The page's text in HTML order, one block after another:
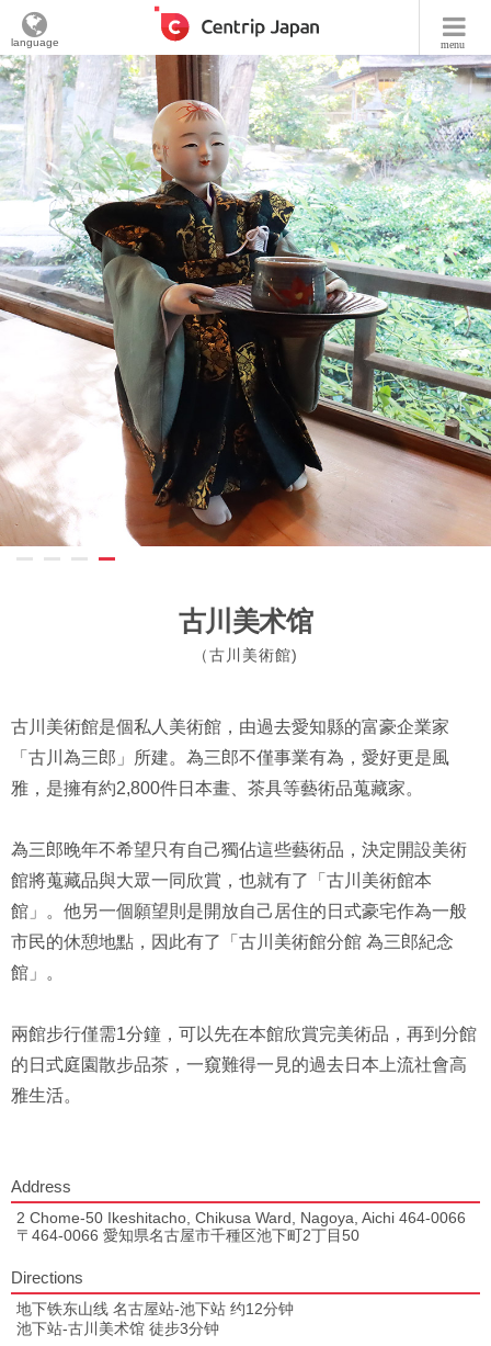
menu
language
古川美术馆
（古川美術館)
古川美術館是個私人美術館，由過去愛知縣的富豪企業家
「古川為三郎」所建。為三郎不僅事業有為，愛好更是風
雅，是擁有約2,800件日本畫、茶具等藝術品蒐藏家。
為三郎晚年不希望只有自己獨佔這些藝術品，決定開設美術
館將蒐藏品與大眾一同欣賞，也就有了「古川美術館本
館」。他另一個願望則是開放自己居住的日式豪宅作為一般
市民的休憩地點，因此有了「古川美術館分館 為三郎紀念
館」。
兩館步行僅需1分鐘，可以先在本館欣賞完美術品，再到分館
的日式庭園散步品茶，一窺難得一見的過去日本上流社會高
雅生活。
Address
2 Chome-50 Ikeshitacho, Chikusa Ward, Nagoya, Aichi 464-0066
〒464-0066 愛知県名古屋市千種区池下町2丁目50
Directions
地下铁东山线 名古屋站-池下站 约12分钟
池下站-古川美术馆 徒步3分钟